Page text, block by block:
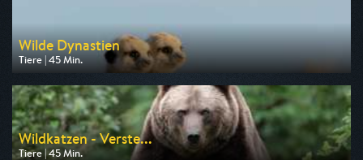
Wilde Dynastien
Tiere | 45 Min.
Ausgestrahlt von arte
am 12.08.2026, 17:50
Wildkatzen - Verste...
Tiere | 45 Min.